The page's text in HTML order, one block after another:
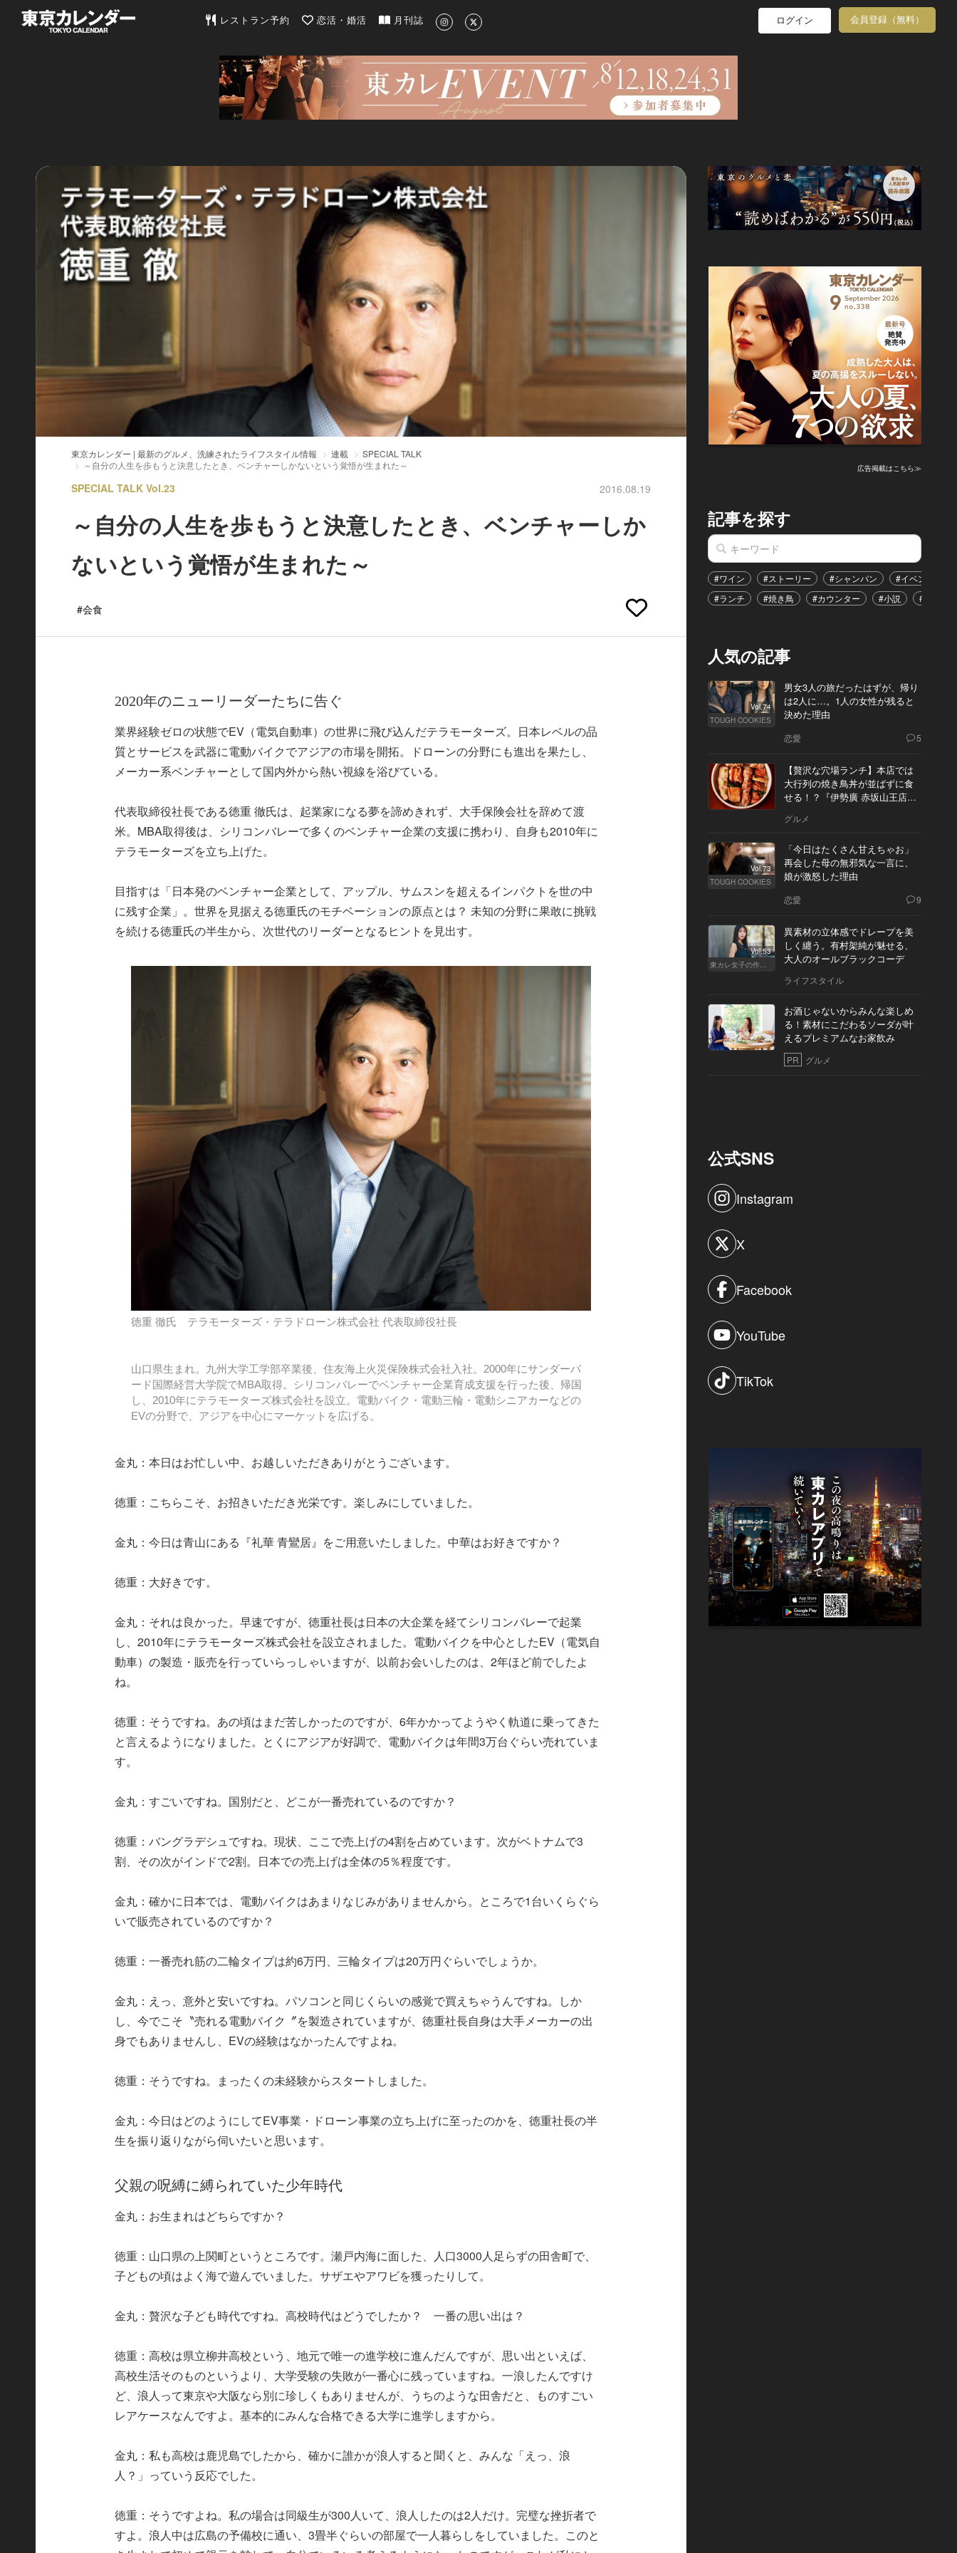
東京カレンダー | 最新のグルメ、洗練されたライフスタイル情報
レストラン予約 恋活・婚活 月刊誌 ログイン 会員登録（無料）
東京カレンダー | 最新のグルメ、洗練されたライフスタイル情報 連載
SPECIAL TALK
～自分の人生を歩もうと決意したとき、ベンチャーしかないという覚悟が生まれた～
SPECIAL TALK Vol.23 2016.08.19
～自分の人生を歩もうと決意したとき、ベンチャーしか
ないという覚悟が生まれた～
#会食
2020年のニューリーダーたちに告ぐ
業界経験ゼロの状態でEV（電気自動車）の世界に飛び込んだテラモーターズ。日本レベルの品
質とサービスを武器に電動バイクでアジアの市場を開拓。ドローンの分野にも進出を果たし、
メーカー系ベンチャーとして国内外から熱い視線を浴びている。
代表取締役社長である徳重 徹氏は、起業家になる夢を諦めきれず、大手保険会社を辞めて渡
米。MBA取得後は、シリコンバレーで多くのベンチャー企業の支援に携わり、自身も2010年に
テラモーターズを立ち上げた。
目指すは「日本発のベンチャー企業として、アップル、サムスンを超えるインパクトを世の中
に残す企業」。世界を見据える徳重氏のモチベーションの原点とは？ 未知の分野に果敢に挑戦
を続ける徳重氏の半生から、次世代のリーダーとなるヒントを見出す。
徳重 徹氏 テラモーターズ・テラドローン株式会社 代表取締役社長
山口県生まれ。九州大学工学部卒業後、住友海上火災保険株式会社入社。2000年にサンダーバ
ード国際経営大学院でMBA取得。シリコンバレーでベンチャー企業育成支援を行った後、帰国
し、2010年にテラモーターズ株式会社を設立。電動バイク・電動三輪・電動シニアカーなどの
EVの分野で、アジアを中心にマーケットを広げる。
金丸：本日はお忙しい中、お越しいただきありがとうございます。
徳重：こちらこそ、お招きいただき光栄です。楽しみにしていました。
金丸：今日は青山にある『礼華 青鸞居』をご用意いたしました。中華はお好きですか？
徳重：大好きです。
金丸：それは良かった。早速ですが、徳重社長は日本の大企業を経てシリコンバレーで起業
し、2010年にテラモーターズ株式会社を設立されました。電動バイクを中心としたEV（電気自
動車）の製造・販売を行っていらっしゃいますが、以前お会いしたのは、2年ほど前でしたよ
ね。
徳重：そうですね。あの頃はまだ苦しかったのですが、6年かかってようやく軌道に乗ってきた
と言えるようになりました。とくにアジアが好調で、電動バイクは年間3万台ぐらい売れていま
す。
金丸：すごいですね。国別だと、どこが一番売れているのですか？
徳重：バングラデシュですね。現状、ここで売上げの4割を占めています。次がベトナムで3
割、その次がインドで2割。日本での売上げは全体の5％程度です。
金丸：確かに日本では、電動バイクはあまりなじみがありませんから。ところで1台いくらぐら
いで販売されているのですか？
徳重：一番売れ筋の二輪タイプは約6万円、三輪タイプは20万円ぐらいでしょうか。
金丸：えっ、意外と安いですね。パソコンと同じくらいの感覚で買えちゃうんですね。しか
し、今でこそ〝売れる電動バイク〞を製造されていますが、徳重社長自身は大手メーカーの出
身でもありませんし、EVの経験はなかったんですよね。
徳重：そうですね。まったくの未経験からスタートしました。
金丸：今日はどのようにしてEV事業・ドローン事業の立ち上げに至ったのかを、徳重社長の半
生を振り返りながら伺いたいと思います。
父親の呪縛に縛られていた少年時代
金丸：お生まれはどちらですか？
徳重：山口県の上関町というところです。瀬戸内海に面した、人口3000人足らずの田舎町で、
子どもの頃はよく海で遊んでいました。サザエやアワビを獲ったりして。
金丸：贅沢な子ども時代ですね。高校時代はどうでしたか？ 一番の思い出は？
徳重：高校は県立柳井高校という、地元で唯一の進学校に進んだんですが、思い出といえば、
高校生活そのものというより、大学受験の失敗が一番心に残っていますね。一浪したんですけ
ど、浪人って東京や大阪なら別に珍しくもありませんが、うちのような田舎だと、ものすごい
レアケースなんですよ。基本的にみんな合格できる大学に進学しますから。
金丸：私も高校は鹿児島でしたから、確かに誰かが浪人すると聞くと、みんな「えっ、浪
人？」っていう反応でした。
徳重：そうですよね。私の場合は同級生が300人いて、浪人したのは2人だけ。完璧な挫折者で
すよ。浪人中は広島の予備校に通い、3畳半ぐらいの部屋で一人暮らしをしていました。このと
広告掲載はこちら≫
記事を探す
#ワイン #ストーリー #シャンパン #イベント
#ランチ
#焼き鳥 #カウンター #小説 #恋愛
人気の記事
Vol.74
TOUGH COOKIES
男女3人の旅だったはずが、帰り
は2人に…。1人の女性が残ると
決めた理由
恋愛 5
【贅沢な穴場ランチ】本店では
大行列の焼き鳥丼が並ばずに食
せる！？『伊勢廣 赤坂山王店』
グルメ
Vol.73
TOUGH COOKIES
「今日はたくさん甘えちゃお」
再会した母の無邪気な一言に、
娘が激怒した理由
恋愛 9
Vol.53
東カレ女子の作り方
異素材の立体感でドレープを美
しく纏う。有村架純が魅せる、
大人のオールブラックコーデ
ライフスタイル
お酒じゃないからみんな楽しめ
る！素材にこだわるソーダが叶
えるプレミアムなお家飲み
PR グルメ
公式SNS
Instagram
X
Facebook
YouTube
TikTok